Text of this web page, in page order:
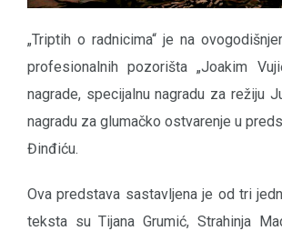
„Triptih o radnicima“ je na
profesionalnih pozorišta „Joakim
nagrade, specijalnu nagradu za režiju
nagradu za glumačko ostvarenje u
Đinđiću.
Ova predstava sastavljena je od tri
teksta su Tijana Grumić, Strahinja